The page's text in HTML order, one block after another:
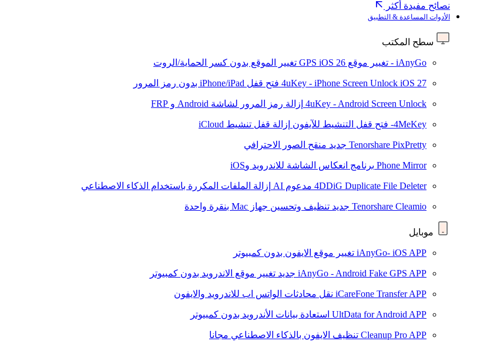
نصائح مفيدة أكثر
الأدوات المساعدة & التطبيق
سطح المكتب
iAnyGo - تغيير موقع GPS iOS 26 تغيير الموقع بدون كسر الحماية/الروت
4uKey - iPhone Screen Unlock iOS 27 فتح قفل iPhone/iPad بدون رمز المرور
4uKey - Android Screen Unlock إزالة رمز المرور لشاشة Android و FRP
4MeKey- فتح قفل التنشيط للآيفون إزالة قفل تنشيط iCloud
Tenorshare PixPretty جديد منقح الصور الاحترافي
Phone Mirror برنامج انعكاس الشاشة للاندرويد وiOS
4DDiG Duplicate File Deleter مدعوم AI إزالة الملفات المكررة باستخدام الذكاء الاصطناعي
Tenorshare Cleamio جديد تنظيف وتحسين جهاز Mac بنقرة واحدة
موبايل
iAnyGo- iOS APP تغيير موقع الايفون بدون كمبيوتر
iAnyGo - Android Fake GPS APP جديد تغيير موقع الاندرويد بدون كمبيوتر
iCareFone Transfer APP نقل محادثات الواتس اب للاندرويد والايفون
UltData for Android APP استعادة بيانات الأندرويد بدون كمبيوتر
Cleanup Pro APP تنظيف الايفون بالذكاء الاصطناعي مجانا